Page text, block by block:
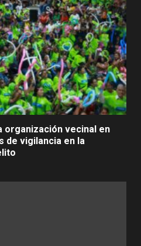
organización vecinal en
de vigilancia en la